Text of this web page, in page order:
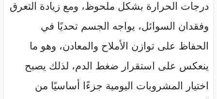
درجات الحرارة بشكل ملحوظ، ومع زيادة التعرق
وفقدان السوائل، يواجه الجسم تحديًا في
الحفاظ على توازن الأملاح والمعادن، وهو ما
ينعكس على استقرار ضغط الدم، لذلك يصبح
اختيار المشروبات اليومية جزءًا أساسيًا من